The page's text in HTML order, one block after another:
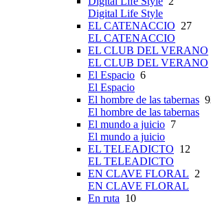
Digital Life Style
EL CATENACCIO 27
EL CATENACCIO
EL CLUB DEL VERANO
EL CLUB DEL VERANO
El Espacio 6
El Espacio
El hombre de las tabernas
El hombre de las tabernas
El mundo a juicio 7
El mundo a juicio
EL TELEADICTO 12
EL TELEADICTO
EN CLAVE FLORAL 2
EN CLAVE FLORAL
En ruta 10